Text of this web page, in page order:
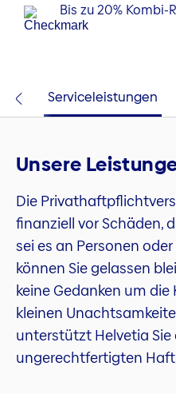
Bis zu 20% Kombi-
Serviceleistungen
Unsere
Die
finanziell vor Schäden,
sei es an Personen
können Sie gelassen
keine Gedanken um
kleinen
unterstützt Helvetia Sie
ungerechtfertigten